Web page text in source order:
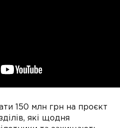
150 млн грн на проєкт
які щодня